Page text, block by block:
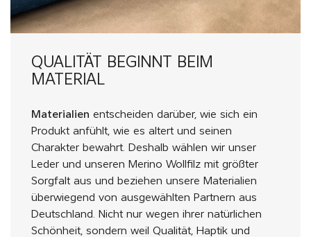
QUALITÄT BEGINNT BEIM
MATERIAL
Materialien entscheiden darüber, wie sich ein
Produkt anfühlt, wie es altert und seinen
Charakter bewahrt. Deshalb wählen wir unser
Leder und unseren Merino Wollfilz mit größter
Sorgfalt aus und beziehen unsere Materialien
überwiegend von ausgewählten Partnern aus
Deutschland. Nicht nur wegen ihrer natürlichen
Schönheit, sondern weil Qualität, Haptik und